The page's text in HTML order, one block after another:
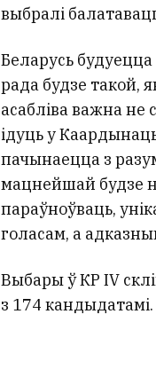
выбралі
Беларусь
рада будзе такой,
асабліва важна не
ідуць у
пачынаецца з
мацнейшай будзе
параўноўваць,
голасам, а
Выбары ў КР IV
з 174 кандыдатамі.